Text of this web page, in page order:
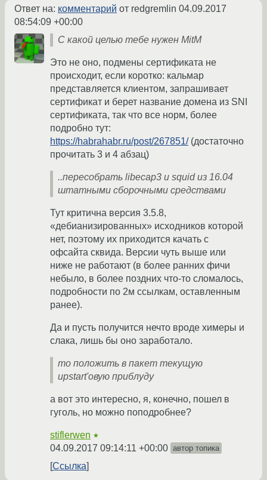
Ответ на: комментарий от redgremlin 04.09.2017
08:54:09 +00:00
С какой целью тебе нужен MitM
Это не оно, подмены сертификата не
происходит, если коротко: кальмар
представляется клиентом, запрашивает
сертификат и берет название домена из SNI
сертификата, так что все норм, более
подробно тут:
https://habrahabr.ru/post/267851/(достаточно
прочитать 3 и 4 абзац)
..пересобрать libecap3 и squid из 16.04
штатными сборочными средствами
Тут критична версия 3.5.8,
«дебианизированных» исходников которой
нет, поэтому их приходится качать с
офсайта сквида. Версии чуть выше или
ниже не работают (в более ранних фичи
небыло, в более поздних что-то сломалось,
подробности по 2м ссылкам, оставленным
ранее).
Да и пусть получится нечто вроде химеры и
слака, лишь бы оно заработало.
то положить в пакет текущую
upstart'овую приблуду
а вот это интересно, я, конечно, пошел в
гуголь, но можно поподробнее?
stiflerwen ★
04.09.2017 09:14:11 +00:00 автор топика
Ссылка